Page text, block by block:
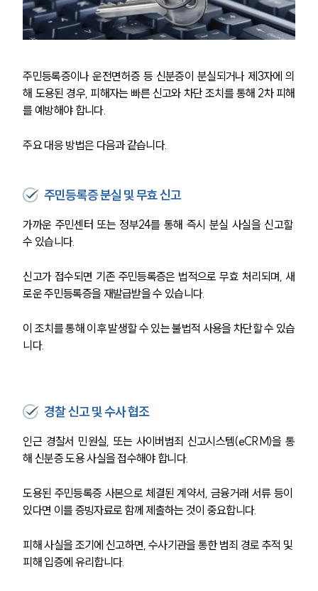
그룹소개
글로벌 파트너 로펌
고객의 소리
AI대륜
사례분석/최신동향
법률지식인
형사소송·상담후기
업무분야
전체
주민등록증이나 운전면허증 등 신분증이 분실되거나 제3자에 의
해 도용된 경우, 피해자는 빠른 신고와 차단 조치를 통해 2차 피해
를 예방해야 합니다.
주요 대응 방법은 다음과 같습니다.
주민등록증 분실 및 무효 신고
가까운 주민센터 또는 정부24를 통해 즉시 분실 사실을 신고할
수 있습니다.
신고가 접수되면 기존 주민등록증은 법적으로 무효 처리되며, 새
로운 주민등록증을 재발급받을 수 있습니다.
이 조치를 통해 이후 발생할 수 있는 불법적 사용을 차단할 수 있습
니다.
경찰 신고 및 수사 협조
인근 경찰서 민원실, 또는 사이버범죄 신고시스템(eCRM)을 통
해 신분증 도용 사실을 접수해야 합니다.
도용된 주민등록증 사본으로 체결된 계약서, 금융거래 서류 등이
있다면 이를 증빙자료로 함께 제출하는 것이 중요합니다.
피해 사실을 조기에 신고하면, 수사기관을 통한 범죄 경로 추적 및
피해 입증에 유리합니다.